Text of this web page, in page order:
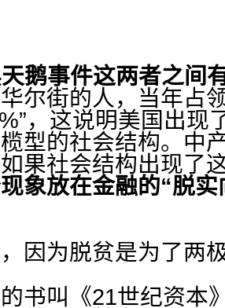
鹅事件这两者之间
尔街的人，当年占
，这说明美国出现
型的社会结构。中
果社会结构出现了
象放在金融的“脱
因为脱贫是为了两
叫《21世纪资本